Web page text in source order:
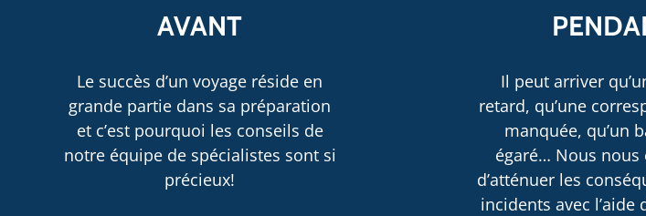
AVANT
Le succès d’un voyage réside en
grande partie dans sa préparation
et c’est pourquoi les conseils de
notre équipe de spécialistes sont si
précieux!
Il peut arriver
retard, qu’une
manquée, qu’un
égaré… Nous nous
d’atténuer les
incidents avec l’aide